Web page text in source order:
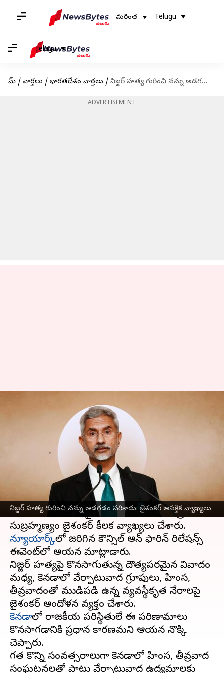
మరింత Telugu
Telugu
హోమ్ / వార్తలు / భారతదేశం వార్తలు / నిజ్జర్ హత్య గురించి నన్ను అడగడం సరికాదు: జైశంకర్ ఆసక్తికర వ్యాఖ్యలు
ADVERTISEMENT
నిజ్జర్ హత్య గురించి నన్ను అడగడం సరికాదు: జైశంకర్ ఆసక్తిక వ్యాఖ్యలు
నిజ్జర్ హత్య గురించి నన్ను అడగడం
సరికాదు: జైశంకర్ ఆసక్తికర
వ్యాఖ్యలు
Sep 27, 2023 11:17 am
ఈ వార్తాకథనం ఏంటి
ఖలిస్థానీఉగ్రవాది హర్దీప్ సింగ్ నిజ్జర్‌హత్య, ఆ తర్వాత
జరిగిన పరిణామాలపై భారత విదేశాంగ మంత్రి
న్యూయార్క్‌లో జరిగిన కౌన్సిల్ ఆన్ ఫారిన్ రిలేషన్స్
ఈవెంట్‌లో ఆయన మాట్లాడారు.
నిజ్జర్ హత్యపై కొనసాగుతున్న దౌత్యపరమైన వివాదం
మధ్య, కెనడాలో వేర్పాటువాద గ్రూపులు, హింస,
తీవ్రవాదంతో ముడిపడి ఉన్న వ్యవస్థీకృత నేరాలపై
కెనడాలో రాజకీయ పరిస్థితులే ఈ పరిణామాలు
కొనసాగడానికి ప్రధాన కారణమని ఆయన నొక్కి
చెప్పారు.
గత కొన్ని సంవత్సరాలుగా కెనడాలో హింస, తీవ్రవాద
సంఘటనలతో పాటు వేర్పాటువాద ఉద్యమాలకు